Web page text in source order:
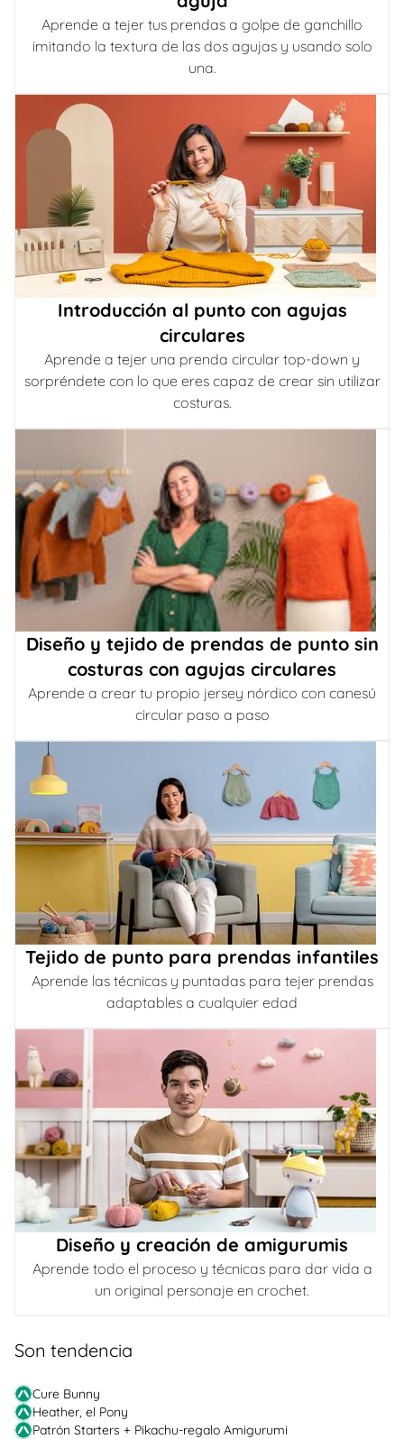
Aprende a tejer tus prendas a golpe de ganchillo
imitando la textura de las dos agujas y usando solo
una.
Introducción al punto con agujas
circulares
Aprende a tejer una prenda circular top-down y
sorpréndete con lo que eres capaz de crear sin utilizar
costuras.
Diseño y tejido de prendas de punto sin
costuras con agujas circulares
Aprende a crear tu propio jersey nórdico con canesú
circular paso a paso
Tejido de punto para prendas infantiles
Aprende las técnicas y puntadas para tejer prendas
adaptables a cualquier edad
Diseño y creación de amigurumis
Aprende todo el proceso y técnicas para dar vida a
un original personaje en crochet.
Son tendencia
Cure Bunny
Heather, el Pony
Patrón Starters + Pikachu-regalo Amigurumi